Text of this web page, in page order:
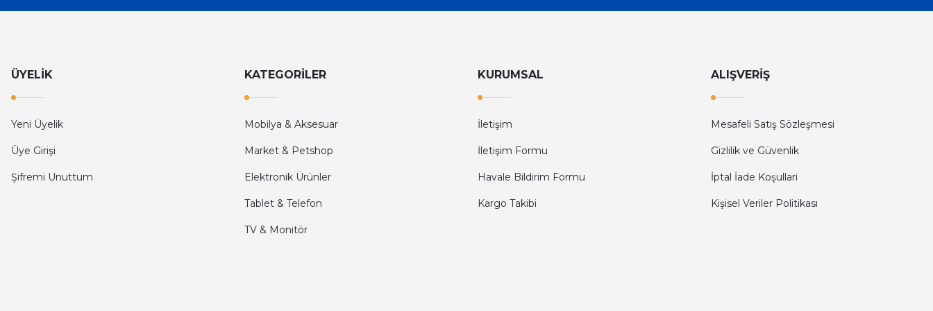
kargo hızlı
mehmet yıldız | 19/06/2025
seiko astron kordon 7x52
ÜYELİK
Yeni Üyelik
Üye Girişi
Şifremi Unuttum
KATEGORİLER
Mobilya & Aksesuar
Market & Petshop
Elektronik Ürünler
Tablet & Telefon
TV & Monitör
KURUMSAL
İletişim
İletişim Formu
Havale Bildirim Formu
Kargo Takibi
ALIŞVERİŞ
Mesafeli Satış Sözleşmesi
Gizlilik ve Güvenlik
İptal İade Koşullari
Kişisel Veriler Politikası